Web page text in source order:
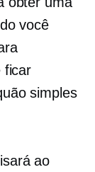
você
ficar
simples
ao